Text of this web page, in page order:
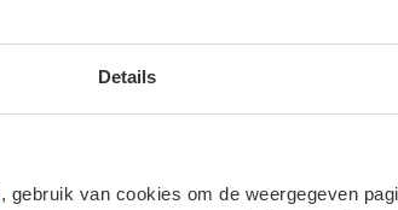
Details
, gebruik van cookies om de weergegeven